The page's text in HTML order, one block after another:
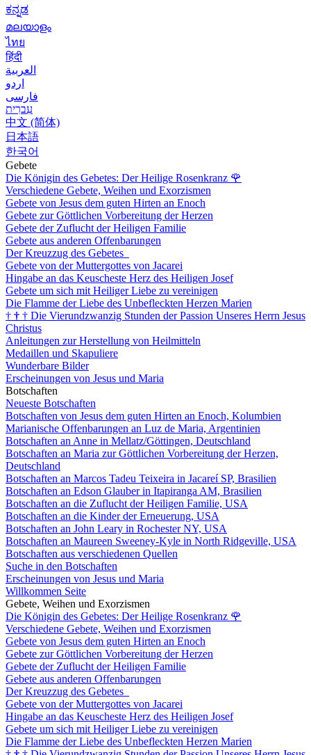
ಕನ್ನಡ
മലയാളം
ไทย
हिंदी
العربية
اردو
فارسی
עִברִית
中文 (简体)
日本語
한국어
Gebete
Die Königin des Gebetes: Der Heilige Rosenkranz 🌹
Verschiedene Gebete, Weihen und Exorzismen
Gebete von Jesus dem guten Hirten an Enoch
Gebete zur Göttlichen Vorbereitung der Herzen
Gebete der Zuflucht der Heiligen Familie
Gebete aus anderen Offenbarungen
Der Kreuzzug des Gebetes
Gebete von der Muttergottes von Jacarei
Hingabe an das Keuscheste Herz des Heiligen Josef
Gebete um sich mit Heiliger Liebe zu vereinigen
Die Flamme der Liebe des Unbefleckten Herzen Marien
† † † Die Vierundzwanzig Stunden der Passion Unseres Herrn Jesus
Christus
Anleitungen zur Herstellung von Heilmitteln
Medaillen und Skapuliere
Wunderbare Bilder
Erscheinungen von Jesus und Maria
Botschaften
Neueste Botschaften
Botschaften von Jesus dem guten Hirten an Enoch, Kolumbien
Marianische Offenbarungen an Luz de Maria, Argentinien
Botschaften an Anne in Mellatz/Göttingen, Deutschland
Botschaften an Maria zur Göttlichen Vorbereitung der Herzen,
Deutschland
Botschaften an Marcos Tadeu Teixeira in Jacareí SP, Brasilien
Botschaften an Edson Glauber in Itapiranga AM, Brasilien
Botschaften an die Zuflucht der Heiligen Familie, USA
Botschaften an die Kinder der Erneuerung, USA
Botschaften an John Leary in Rochester NY, USA
Botschaften an Maureen Sweeney-Kyle in North Ridgeville, USA
Botschaften aus verschiedenen Quellen
Suche in den Botschaften
Erscheinungen von Jesus und Maria
Willkommen Seite
Gebete, Weihen und Exorzismen
Die Königin des Gebetes: Der Heilige Rosenkranz 🌹
Verschiedene Gebete, Weihen und Exorzismen
Gebete von Jesus dem guten Hirten an Enoch
Gebete zur Göttlichen Vorbereitung der Herzen
Gebete der Zuflucht der Heiligen Familie
Gebete aus anderen Offenbarungen
Der Kreuzzug des Gebetes
Gebete von der Muttergottes von Jacarei
Hingabe an das Keuscheste Herz des Heiligen Josef
Gebete um sich mit Heiliger Liebe zu vereinigen
Die Flamme der Liebe des Unbefleckten Herzen Marien